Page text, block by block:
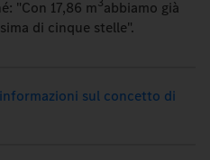
"Con 17,86 m abbiamo già
di cinque stelle".
sul concetto di